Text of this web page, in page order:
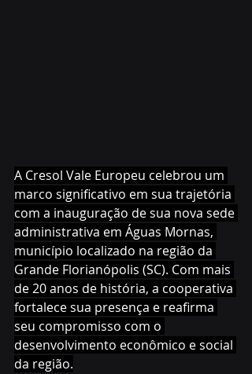
A Cresol Vale Europeu celebrou um
marco significativo em sua trajetória
com a inauguração de sua nova sede
administrativa em Águas Mornas,
município localizado na região da
Grande Florianópolis (SC). Com mais
de 20 anos de história, a cooperativa
fortalece sua presença e reafirma
seu compromisso com o
desenvolvimento econômico e social
da região.